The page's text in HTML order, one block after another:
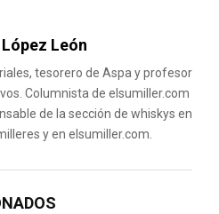
León
tesorero de Aspa y profesor
Columnista de elsumiller.com
de la sección de whiskys en
y en elsumiller.com.